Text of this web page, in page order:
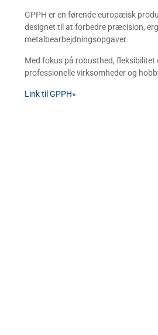
GPPH er en førende europæisk
designet til at forbedre præcision,
metalbearbejdningsopgaver.
Med fokus på robusthed,
professionelle virksomheder og
Link til GPPH»